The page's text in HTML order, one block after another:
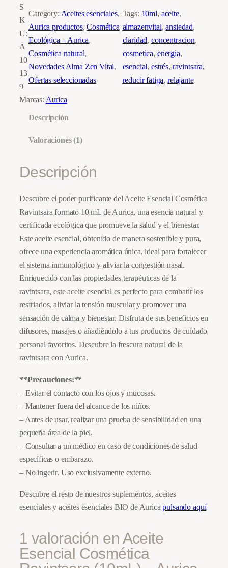
E
s
e
n
c
i
a
l
é
t
c
a
R
a
v
i
n
t
s
a
r
a
(
1
)
A
i
c
c
a
n
S
K
U:
A
10
13
9
Category: Aceites esenciales
Aurica productos, Cosmética
Ecológica – Aurica
Cosmética natural
Novedades Alma Zen Vital
Ofertas seleccionadas
Tags: 10ml, aceite
almazenvital, ansiedad
claridad, concentracion
cosmetica, energia
esencial, estrés, ravintsara
reducir fatiga, relajante
Marcas: Aurica
Descripción
Valoraciones (1)
Descripción
Descubre el poder purificante del Aceite Esencial Cosmética
Ravintsara formato 10 mL de Aurica, una esencia natural y
certificada ecológica que promueve la salud y el bienestar.
Este aceite esencial, obtenido de manera sostenible y pura,
ofrece una experiencia aromática única, ideal para fortalecer
el sistema inmunológico y aliviar la congestión nasal.
Enriquecido con las propiedades terapéuticas de la
ravintsara, este aceite esencial es perfecto para combatir los
resfriados, aliviar la tensión muscular y promover una
sensación de calma y bienestar. Disfruta de sus beneficios en
difusores, masajes o añadiéndolo a tus productos de cuidado
personal favoritos. Descubre la frescura natural de la
ravintsara con Aurica.
**Precauciones:**
– Evitar el contacto con los ojos y mucosas.
– Mantener fuera del alcance de los niños.
– Antes de usar, realizar una prueba de sensibilidad en una
pequeña área de la piel.
– Consultar a un médico en caso de condiciones de salud
específicas o embarazo.
– No ingerir. Uso exclusivamente externo.
Descubre el resto de nuestros suplementos, aceites
esenciales y aceites esenciales BIO de Auricapulsando aquí
1 valoración en Aceite
Esencial Cosmética